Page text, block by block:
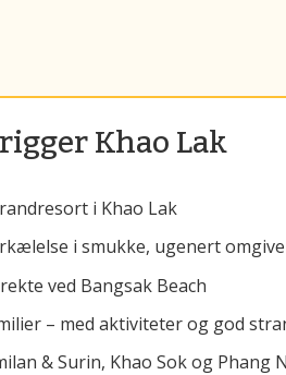
Khao Lak
i Khao Lak
i smukke, ugenert
ved Bangsak Beach
– med aktiviteter og god
& Surin, Khao Sok og Phang